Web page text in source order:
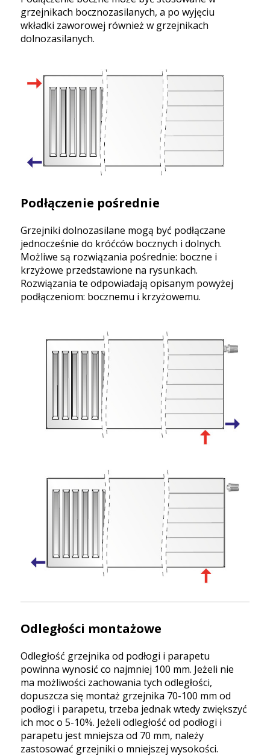
grzejnikach bocznozasilanych, a po wyjęciu
wkładki zaworowej również w grzejnikach
dolnozasilanych.
Podłączenie pośrednie
Grzejniki dolnozasilane mogą być podłączane
jednocześnie do króćców bocznych i dolnych.
Możliwe są rozwiązania pośrednie: boczne i
krzyżowe przedstawione na rysunkach.
Rozwiązania te odpowiadają opisanym powyżej
podłączeniom: bocznemu i krzyżowemu.
Odległości montażowe
Odległość grzejnika od podłogi i parapetu
powinna wynosić co najmniej 100 mm. Jeżeli nie
ma możliwości zachowania tych odległości,
dopuszcza się montaż grzejnika 70-100 mm od
podłogi i parapetu, trzeba jednak wtedy zwiększyć
ich moc o 5-10%. Jeżeli odległość od podłogi i
parapetu jest mniejsza od 70 mm, należy
zastosować grzejniki o mniejszej wysokości.